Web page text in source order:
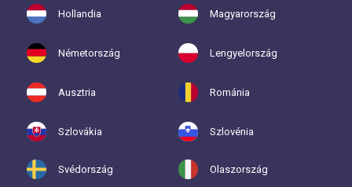
Hollandia Magyarország
Németország Lengyelország
Ausztria Románia
Szlovákia Szlovénia
Svédország Olaszország